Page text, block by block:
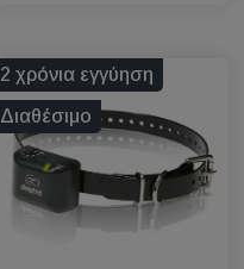
2 χρόνια εγγύηση
Διαθέσιμο